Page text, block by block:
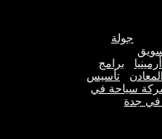
جولة
برامج
تأسيس
سياحة في
في جدة